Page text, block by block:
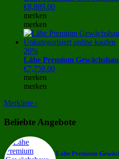
€8,889.00
merken
merken
26%
Lähe Premium
€7,759.00
merken
merken
Merkliste -
Beliebte Angebote
Lähe Premium